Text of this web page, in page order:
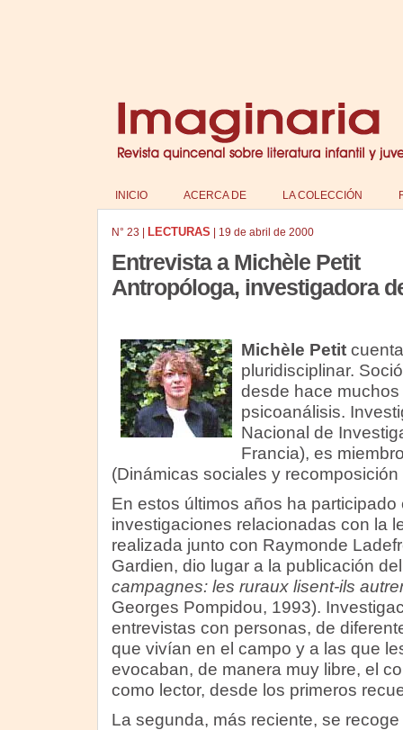
INICIO ACERCA DE LA COLECCIÓN
N° 23 LECTURAS 19 de abril de 2000
Entrevista a Michèle Petit
Antropóloga, investigadora
Michèle Petit
pluridisciplinar.
desde hace
psicoanálisis.
Nacional de
Francia), es
(Dinámicas sociales y
En estos últimos años ha
investigaciones relacionadas con la
realizada junto con Raymonde
Gardien, dio lugar a la publicación
campagnes: les ruraux lisent-ils
Georges Pompidou, 1993).
entrevistas con personas, de
que vivían en el campo y a las que
evocaban, de manera muy libre, el
como lector, desde los primeros
La segunda, más reciente, se